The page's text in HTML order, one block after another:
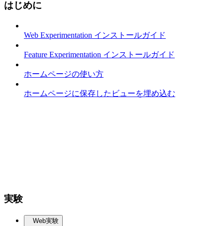
はじめに
Web Experimentation インストールガイド
Feature Experimentation インストールガイド
ホームページの使い方
ホームページに保存したビューを埋め込む
実験
Web実験